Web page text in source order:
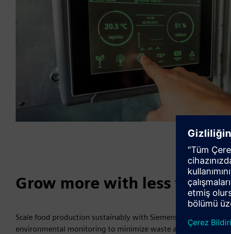
Grow more with less waste
Scale food production sustainably with Siemens energy-
environmental monitoring to minimize waste and emissions.